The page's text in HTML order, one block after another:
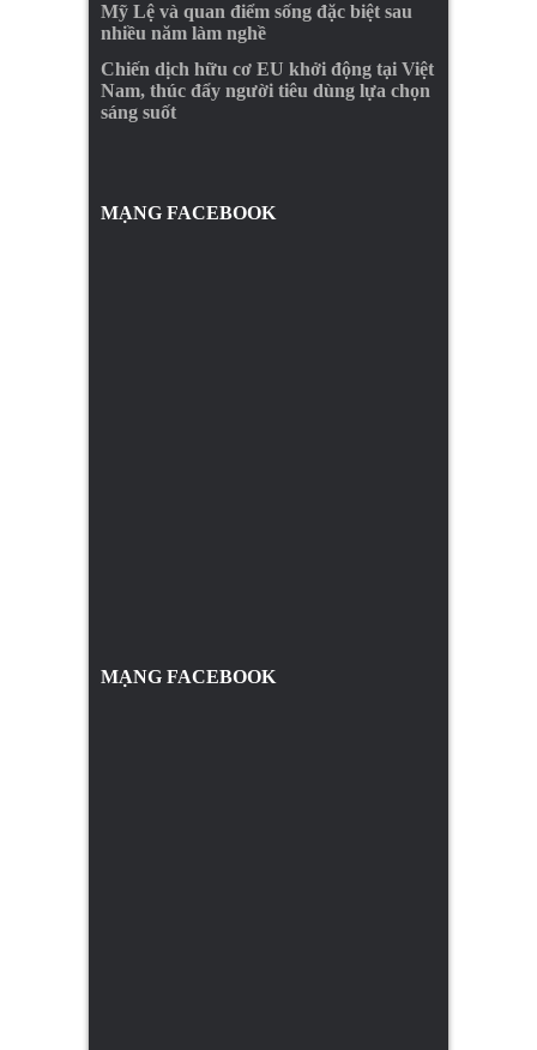
Mỹ Lệ và quan điểm sống đặc biệt sau
nhiều năm làm nghề
Chiến dịch hữu cơ EU khởi động tại Việt
Nam, thúc đẩy người tiêu dùng lựa chọn
sáng suốt
MẠNG FACEBOOK
MẠNG FACEBOOK